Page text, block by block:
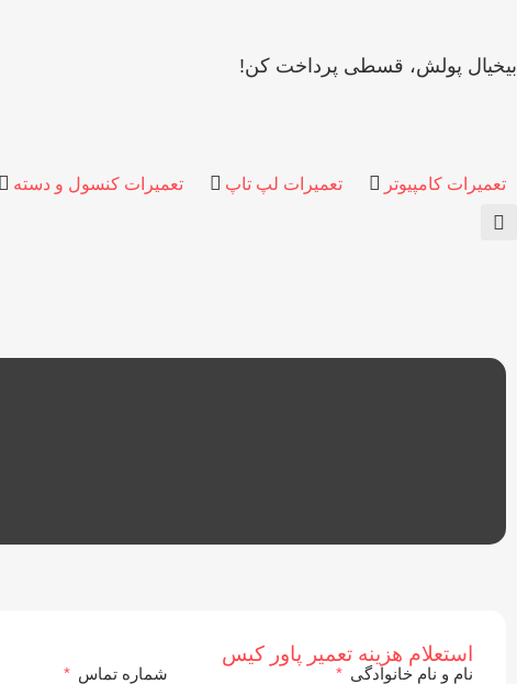
بیخیال پولش، قسطی پرداخت کن!
تعمیرات کامپیوتر تعمیرات لپ تاپ تعمیرات کنسول و دسته
استعلام هزینه تعمیر پاور کیس
نام و نام خانوادگی شماره تماس